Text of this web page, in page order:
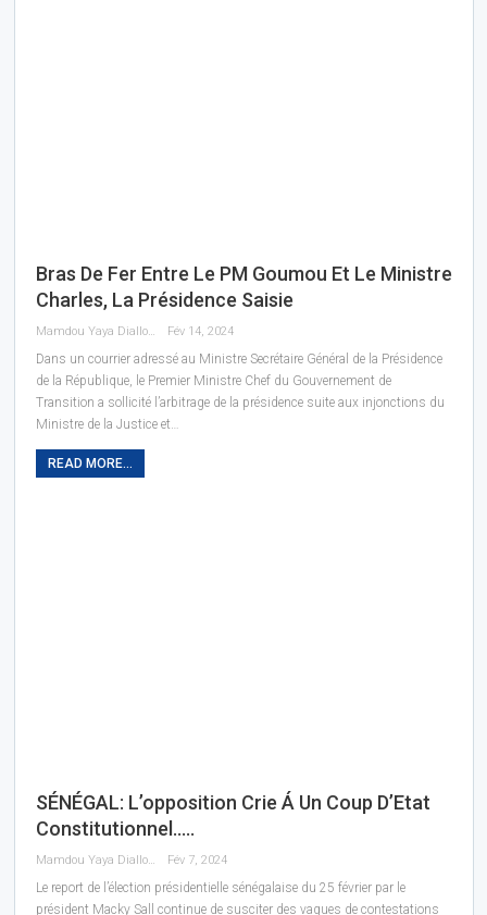
Bras De Fer Entre Le PM Goumou Et Le Ministre
Charles, La Présidence Saisie
Mamdou Yaya Diallo Fév 14, 2024
Dans un courrier adressé au Ministre Secrétaire Général de la Présidence
de la République, le Premier Ministre Chef du Gouvernement de
Transition a sollicité l’arbitrage de la présidence suite aux injonctions du
Ministre de la Justice et…
READ MORE...
SÉNÉGAL: L’opposition Crie Á Un Coup D’Etat
Constitutionnel…..
Mamdou Yaya Diallo Fév 7, 2024
Le report de l’élection présidentielle sénégalaise du 25 février par le
président Macky Sall continue de susciter des vagues de contestations